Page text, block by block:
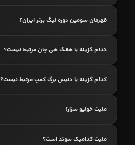
قهرمان سومین دوره لیگ برتر ایران؟
کدام گزینه با هانگ هی چان مرتبط نیست؟
کدام گزینه با دنیس برگ کمپ مرتبط نیست؟
ملیت خولیو سزار؟
ملیت کدامیک سوئد است؟